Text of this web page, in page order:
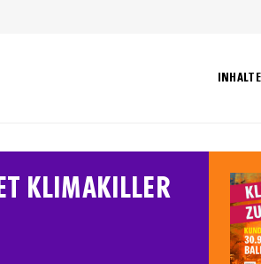
INHALTE
KLIMAKILLER